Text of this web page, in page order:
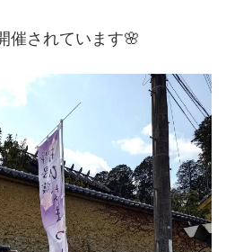
催されています🌸